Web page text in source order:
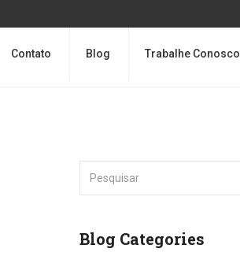
Contato Blog Trabalhe Conosco
Blog Categories